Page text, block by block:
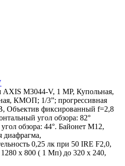
AXIS M3044-V, 1 MP, Купольная,
КМОП; 1/3”; прогрессивная
Объектив фиксированный f=2,8
угол обзора: 82°
обзора: 44°. Байонет М12,
диафрагма,
0,25 лк при 50 IRE F2,0,
x 800 ( 1 Мп) до 320 x 240,